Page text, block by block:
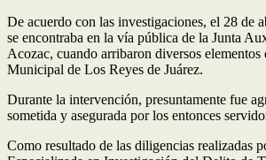
De acuerdo con las investigaciones, el 28 de
se encontraba en la vía pública de la Junta
Acozac, cuando arribaron diversos elementos
Municipal de Los Reyes de Juárez.
Durante la intervención, presuntamente fue
sometida y asegurada por los entonces
Como resultado de las diligencias realizadas